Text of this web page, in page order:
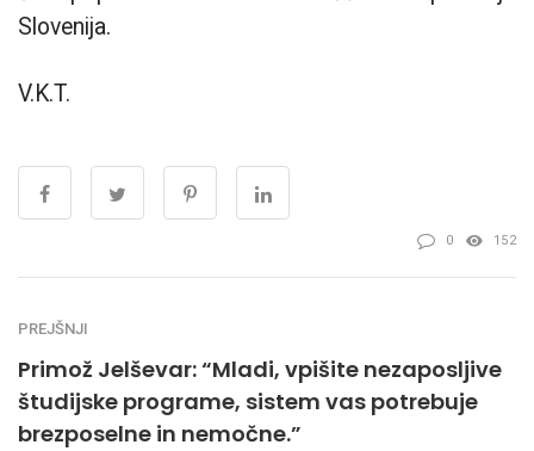
Slovenija.
V.K.T.
0 152
PREJŠNJI
Primož Jelševar: “Mladi, vpišite nezaposljive
študijske programe, sistem vas potrebuje
brezposelne in nemočne.”